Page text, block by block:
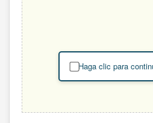
Haga clic para